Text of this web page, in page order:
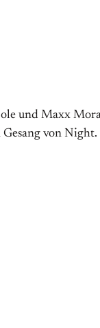
und Maxx
von